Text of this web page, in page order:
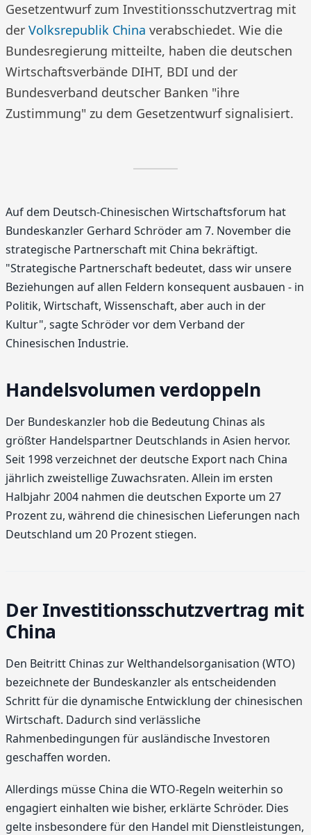
Gesetzentwurf zum Investitionsschutzvertrag mit
der Volksrepublik China verabschiedet. Wie die
Bundesregierung mitteilte, haben die deutschen
Wirtschaftsverbände DIHT, BDI und der
Bundesverband deutscher Banken "ihre
Zustimmung" zu dem Gesetzentwurf signalisiert.
Auf dem Deutsch-Chinesischen Wirtschaftsforum hat
Bundeskanzler Gerhard Schröder am 7. November die
strategische Partnerschaft mit China bekräftigt.
"Strategische Partnerschaft bedeutet, dass wir unsere
Beziehungen auf allen Feldern konsequent ausbauen - in
Politik, Wirtschaft, Wissenschaft, aber auch in der
Kultur", sagte Schröder vor dem Verband der
Chinesischen Industrie.
Handelsvolumen verdoppeln
Der Bundeskanzler hob die Bedeutung Chinas als
größter Handelspartner Deutschlands in Asien hervor.
Seit 1998 verzeichnet der deutsche Export nach China
jährlich zweistellige Zuwachsraten. Allein im ersten
Halbjahr 2004 nahmen die deutschen Exporte um 27
Prozent zu, während die chinesischen Lieferungen nach
Deutschland um 20 Prozent stiegen.
Der Investitionsschutzvertrag mit
China
Den Beitritt Chinas zur Welthandelsorganisation (WTO)
bezeichnete der Bundeskanzler als entscheidenden
Schritt für die dynamische Entwicklung der chinesischen
Wirtschaft. Dadurch sind verlässliche
Rahmenbedingungen für ausländische Investoren
geschaffen worden.
Allerdings müsse China die WTO-Regeln weiterhin so
engagiert einhalten wie bisher, erklärte Schröder. Dies
gelte insbesondere für den Handel mit Dienstleistungen,